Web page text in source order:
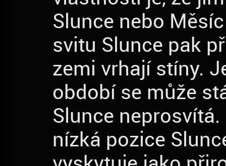
Slunce nebo
svitu Slunce pak
zemi vrhají stíny.
období se může
Slunce
nízká pozice